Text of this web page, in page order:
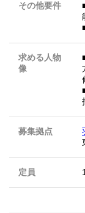
その他要件
求める人物
像
募集拠点
定員